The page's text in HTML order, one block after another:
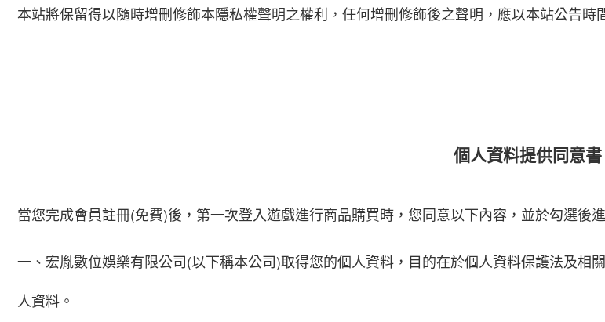
本站將保留得以隨時增刪修飾本隱私權聲明之權利，任何增刪修飾後之聲明，應以本站公告時
個人資料提供同意書
當您完成會員註冊(免費)後，第一次登入遊戲進行商品購買時，您同意以下內容，並於勾選後
一、宏胤數位娛樂有限公司(以下稱本公司)取得您的個人資料，目的在於個人資料保護法及
人資料。